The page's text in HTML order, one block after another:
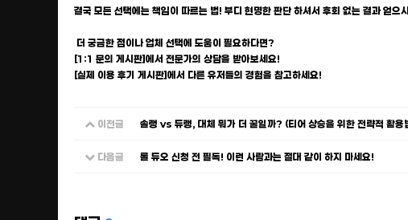
결국 모든 선택에는 책임이 따르는 법! 부디 현명한 판단 하셔서 후회 없는 결과 얻
더 궁금한 점이나 업체 선택에 도움이 필요하다면?
[1:1 문의 게시판]에서 전문가의 상담을 받아보세요!
[실제 이용 후기 게시판]에서 다른 유저들의 경험을 참고하세요!
이전글 솔랭 vs 듀랭, 대체 뭐가 더 꿀일까? (티어 상승을 위한 전략적 활용
다음글 롤 듀오 신청 전 필독! 이런 사람과는 절대 같이 하지 마세요!